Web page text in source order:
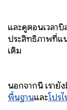
และดูตอนเวลา
ประสิทธิภาพที่แ
เติม
นอกจากนี้ เรายั
พื้นฐานและโปร